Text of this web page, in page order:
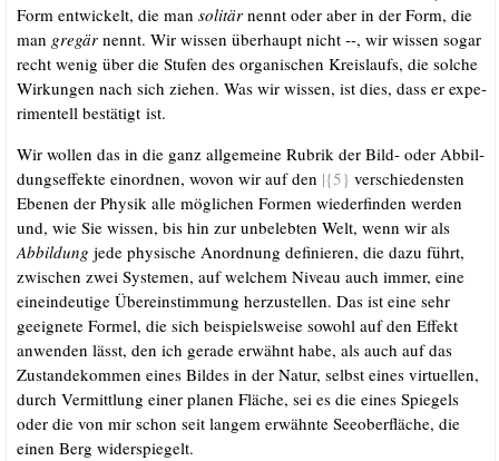
Form ent­wi­ckelt, die man soli­tärnennt oder aber in der Form, die
man gre­gärnennt. Wir wis­sen über­haupt nicht --, wir wis­sen sogar
recht wenig über die Stu­fen des orga­ni­schen Kreis­laufs, die sol­che
Wir­kun­gen nach sich zie­hen. Was wir wis­sen, ist dies, dass er expe­
ri­men­tell bestä­tigt ist.
Wir wol­len das in die ganz all­ge­mei­ne Rubrik der Bild- oder Abbil­
dungs­ef­fek­te ein­ord­nen, wovon wir auf den |{5} ver­schie­dens­ten
Ebe­nen der Phy­sik alle mög­li­chen For­men wie­der­fin­den wer­den
und, wie Sie wis­sen, bis hin zur unbe­leb­ten Welt, wenn wir als
Abbil­dung jede phy­si­sche Anord­nung defi­nie­ren, die dazu führt,
zwi­schen zwei Sys­te­men, auf wel­chem Niveau auch immer, eine
ein­ein­deu­ti­ge Über­ein­stim­mung her­zu­stel­len. Das ist eine sehr
geeig­ne­te For­mel, die sich bei­spiels­wei­se sowohl auf den Effekt
anwen­den lässt, den ich gera­de erwähnt habe, als auch auf das
Zustan­de­kom­men eines Bil­des in der Natur, selbst eines vir­tu­el­len,
durch Ver­mitt­lung einer pla­nen Flä­che, sei es die eines Spie­gels
oder die von mir schon seit lan­gem erwähn­te See­ober­flä­che, die
einen Berg widerspiegelt.